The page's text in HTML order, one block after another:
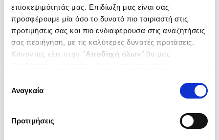
επισκεψιμότητάς μας. Επιδίωξη μας είναι σας
προσφέρουμε μία όσο το δυνατό πιο ταιριαστή στις
προτιμήσεις σας και πιο ενδιαφέρουσα στις αναζητήσεις
σας περιήγηση, με τις καλύτερες δυνατές προτάσεις.
Κάνοντας κλικ στην ‘’Αποδοχή όλων’’ θα μας
ενδιαφέρουν και να επιλέξετε από τα παρακάτω με την
΄΄και να ενημερωθείτε σχετικά με
συγκατάθεσης
Αναγκαία
Προτιμήσεις